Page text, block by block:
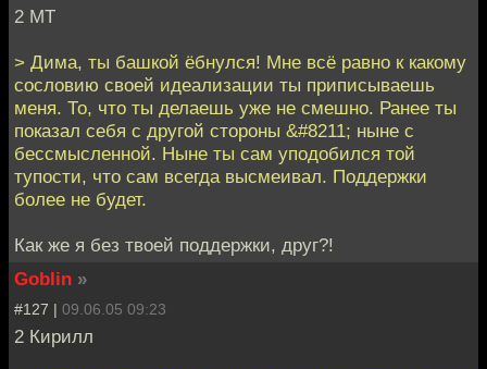
2 MT
> Дима, ты башкой ёбнулся! Мне всё равно к какому
сословию своей идеализации ты приписываешь
меня. То, что ты делаешь уже не смешно. Ранее ты
показал себя с другой стороны &#8211; ныне с
бессмысленной. Ныне ты сам уподобился той
тупости, что сам всегда высмеивал. Поддержки
более не будет.
Как же я без твоей поддержки, друг?!
Goblin »
#127 | 09.06.05 09:23
2 Кирилл